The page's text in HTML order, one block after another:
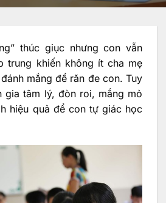
thúc giục nhưng con vẫn
trung khiến không ít cha mẹ
mắng để răn đe con. Tuy
gia tâm lý, đòn roi, mắng mỏ
hiệu quả để con tự giác học